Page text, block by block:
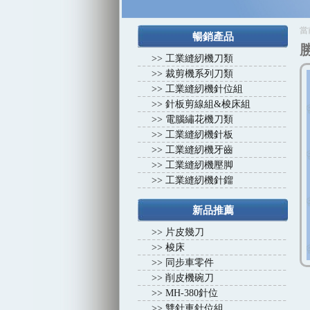
暢銷產品
>> 工業縫紉機刀類
>> 裁剪機系列刀類
>> 工業縫紉機針位組
>> 針板剪線組&梭床組
>> 電腦繡花機刀類
>> 工業縫紉機針板
>> 工業縫紉機牙齒
>> 工業縫紉機壓脚
>> 工業縫紉機針鎦
新品推薦
>> 片皮幾刀
>> 梭床
>> 同步車零件
>> 削皮機碗刀
>> MH-380針位
當